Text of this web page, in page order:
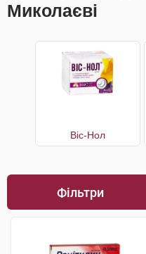
Миколаєві
Віс-Нол
Фільтри